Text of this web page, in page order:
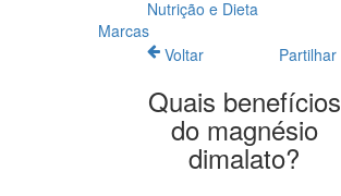
Nutrição e Dieta
Marcas
Voltar
Partilhar
Quais benefícios
do magnésio
dimalato?